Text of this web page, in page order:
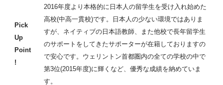
Pick
Up
Point
!
2016年度より本格的に日本人の留学生を受け入れ始めた
高校(中高一貫校)です。日本人の少ない環境ではありま
すが、ネイティブの日本語教師、また他校で長年留学生
のサポートをしてきたサポーターが在籍しておりますの
で安心です。ウェリントン首都圏内の全ての学校の中で
第3位(2015年度)に輝くなど、優秀な成績を納めていま
す。